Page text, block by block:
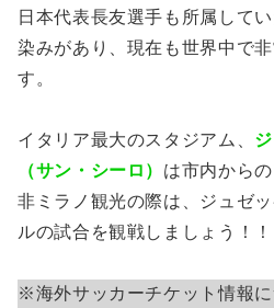
日本代表長友選手も所属して
染みがあり、現在も世界中で
す。
イタリア最大のスタジアム、
（サン・シーロ） は市内から
非ミラノ観光の際は、ジュゼ
ルの試合を観戦しましょう！！
※海外サッカーチケット情報